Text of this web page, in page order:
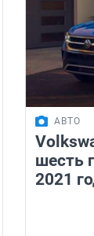
АВТО
шесть
2021